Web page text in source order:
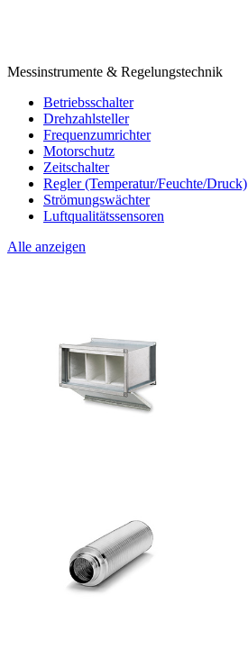
Messinstrumente & Regelungstechnik
Betriebsschalter
Drehzahlsteller
Frequenzumrichter
Motorschutz
Zeitschalter
Regler (Temperatur/Feuchte/Druck)
Strömungswächter
Luftqualitätssensoren
Alle anzeigen